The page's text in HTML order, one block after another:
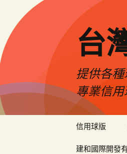
台
提供各
專業信
信用球版
建和國際開發